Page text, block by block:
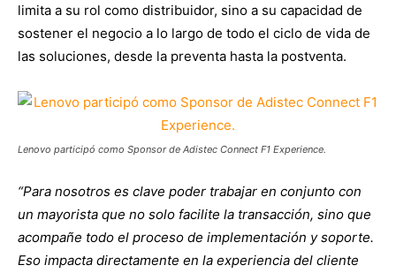
limita a su rol como distribuidor, sino a su capacidad de
sostener el negocio a lo largo de todo el ciclo de vida de
las soluciones, desde la preventa hasta la postventa.
Lenovo participó como Sponsor de Adistec Connect F1 Experience.
“Para nosotros es clave poder trabajar en conjunto con
un mayorista que no solo facilite la transacción, sino que
acompañe todo el proceso de implementación y soporte.
Eso impacta directamente en la experiencia del cliente